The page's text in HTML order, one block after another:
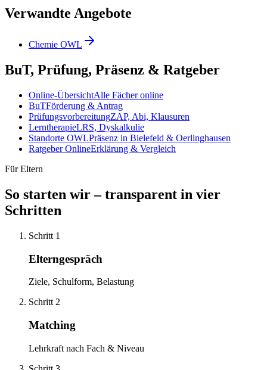
Verwandte Angebote
Chemie OWL
BuT, Prüfung, Präsenz & Ratgeber
Online-ÜbersichtAlle Fächer online
BuTFörderung & Antrag
PrüfungsvorbereitungZAP, Abi, Klausuren
LerntherapieLRS, Dyskalkulie
Standorte OWLPräsenz in Bielefeld & Oerlinghausen
Ratgeber OnlineErklärung & Vergleich
Für Eltern
So starten wir – transparent in vier
Schritten
Schritt 1
Elterngespräch
Ziele, Schulform, Belastung
Schritt 2
Matching
Lehrkraft nach Fach & Niveau